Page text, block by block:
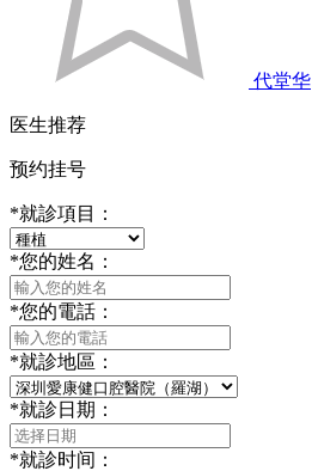
代堂华
医生推荐
预约挂号
*就診項目：
*您的姓名：
*您的電話：
*就診地區：
*就診日期：
*就診时间：